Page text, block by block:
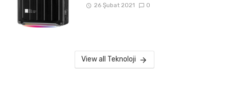
26 Şubat 2021 0
View all Teknoloji